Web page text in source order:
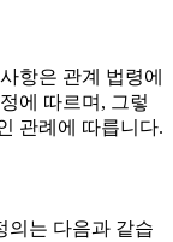
항은 관계 법령에
에 따르며, 그렇
관례에 따릅니다.
의는 다음과 같습